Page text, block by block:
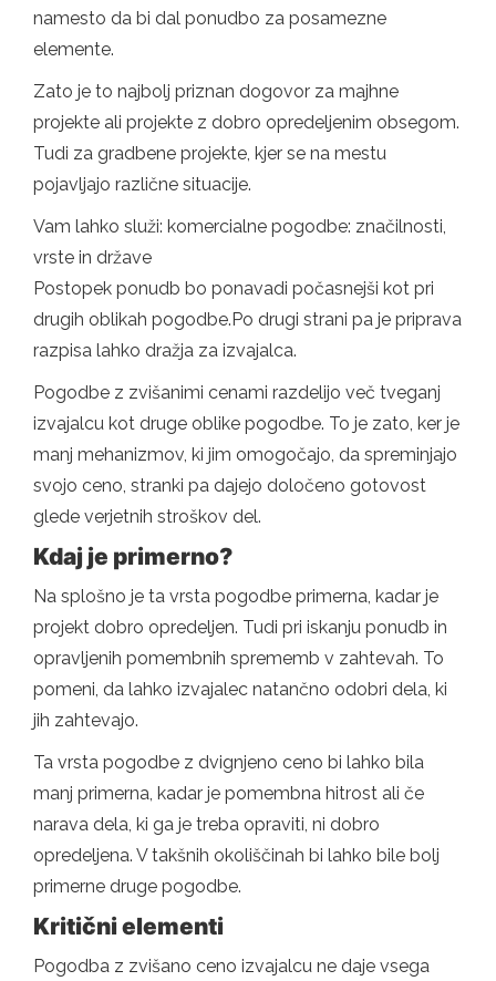
namesto da bi dal ponudbo za posamezne
elemente.
Zato je to najbolj priznan dogovor za majhne
projekte ali projekte z dobro opredeljenim obsegom.
Tudi za gradbene projekte, kjer se na mestu
pojavljajo različne situacije.
Vam lahko služi: komercialne pogodbe: značilnosti,
vrste in države
Postopek ponudb bo ponavadi počasnejši kot pri
drugih oblikah pogodbe.Po drugi strani pa je priprava
razpisa lahko dražja za izvajalca.
Pogodbe z zvišanimi cenami razdelijo več tveganj
izvajalcu kot druge oblike pogodbe. To je zato, ker je
manj mehanizmov, ki jim omogočajo, da spreminjajo
svojo ceno, stranki pa dajejo določeno gotovost
glede verjetnih stroškov del.
Kdaj je primerno?
Na splošno je ta vrsta pogodbe primerna, kadar je
projekt dobro opredeljen. Tudi pri iskanju ponudb in
opravljenih pomembnih sprememb v zahtevah. To
pomeni, da lahko izvajalec natančno odobri dela, ki
jih zahtevajo.
Ta vrsta pogodbe z dvignjeno ceno bi lahko bila
manj primerna, kadar je pomembna hitrost ali če
narava dela, ki ga je treba opraviti, ni dobro
opredeljena. V takšnih okoliščinah bi lahko bile bolj
primerne druge pogodbe.
Kritični elementi
Pogodba z zvišano ceno izvajalcu ne daje vsega